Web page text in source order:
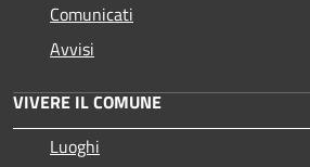
Comunicati
Avvisi
VIVERE IL COMUNE
Luoghi